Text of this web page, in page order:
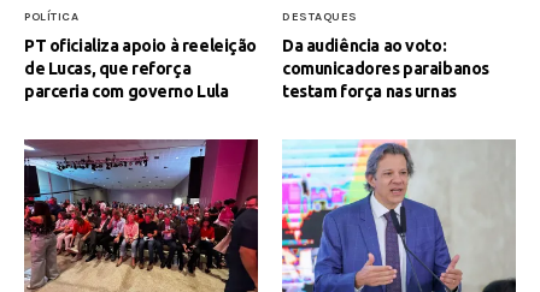
POLÍTICA
PT oficializa apoio à reeleição
de Lucas, que reforça
parceria com governo Lula
DESTAQUES
Da audiência ao voto:
comunicadores paraibanos
testam força nas urnas